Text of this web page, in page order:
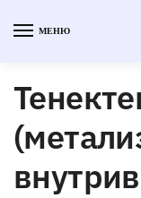
МЕНЮ